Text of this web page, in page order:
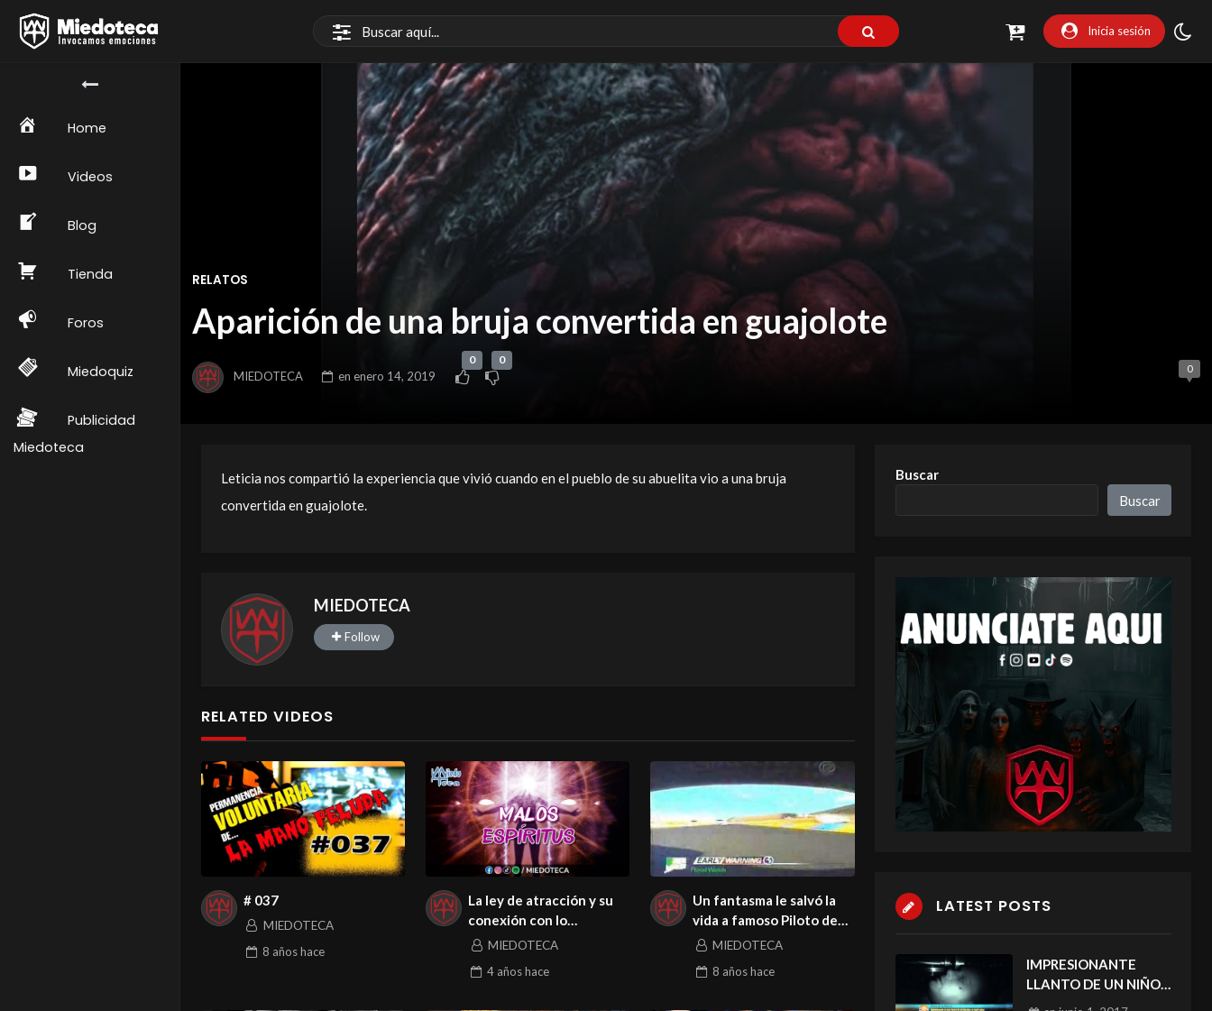
Inicia sesión
Home
Videos
Blog
Tienda
Foros
Miedoquiz
Publicidad
Miedoteca
RELATOS
Aparición de una bruja convertida en guajolote
MIEDOTECA en enero 14, 2019
0 0
0
Leticia nos compartió la experiencia que vivió cuando en el pueblo de su abuelita vio a una bruja
convertida en guajolote.
MIEDOTECA
Follow
RELATED VIDEOS
# 037
MIEDOTECA
8 añoshace
La ley de atracción y su
conexión con lo
paranormal.
MIEDOTECA
4 añoshace
Un fantasma le salvó la
vida a famoso Piloto de
Automovilismo
MIEDOTECA
8 añoshace
Buscar
Buscar
LATEST POSTS
IMPRESIONANTE
LLANTO DE UN NIÑO
EN MORGUE